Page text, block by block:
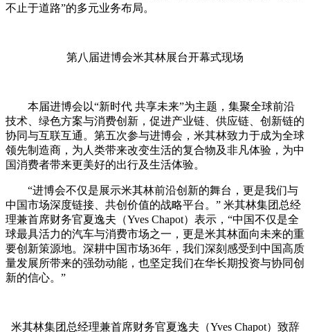
不止于道路”的多元业务布局。
第八届进博会米其林展台开幕式现场
本届进博会以“新时代 共享未来”为主题，集聚全球前沿
技术、绿色方案与消费创新，促进产业链、供应链、创新链的
协同与互联互通。第五次参与进博会，米其林致力于成为全球
领先制造商，为人类带来改变生活的复合物及非凡体验，为中
国消费者带来更美好的出行及生活体验。
“进博会不仅是展示米其林前沿创新的舞台，更是我们与
中国市场深度链接、共创价值的战略平台。” 米其林集团总经
理兼首席财务官夏逸夫（Yves Chapot）表示，“中国不仅是全
球最具活力的汽车与消费市场之一，更是米其林面向未来的重
要创新策源地。深耕中国市场36年，我们深刻感受到中国高质
量发展所带来的强劲动能，也坚定我们在华长期投资与协同创
新的信心。”
米其林集团总经理兼首席财务官夏逸夫（Yves Chapot）致辞